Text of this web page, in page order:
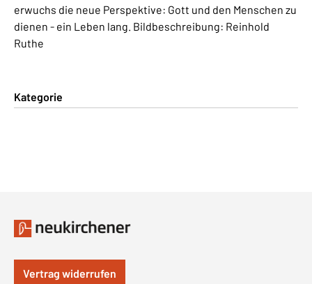
erwuchs die neue Perspektive: Gott und den Menschen zu
dienen - ein Leben lang. Bildbeschreibung: Reinhold
Ruthe
Kategorie
Vertrag widerrufen